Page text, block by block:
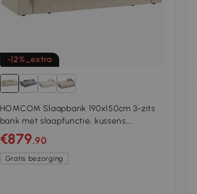
-12%_extra
HOMCOM Slaapbank 190x150cm 3-zits
bank met slaapfunctie, kussens,
opbergruimte, cord-look voor
woonkamer, Beige
€879,90
Gratis bezorging